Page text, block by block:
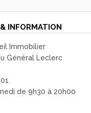
INFORMATION
Immobilier
Général Leclerc
de 9h30 à 20h00